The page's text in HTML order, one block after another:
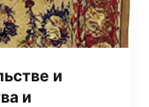
и
и